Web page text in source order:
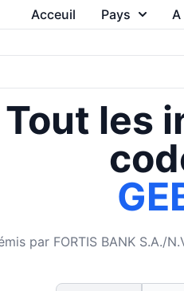
Acceuil Pays A
Tout les
par FORTIS BANK